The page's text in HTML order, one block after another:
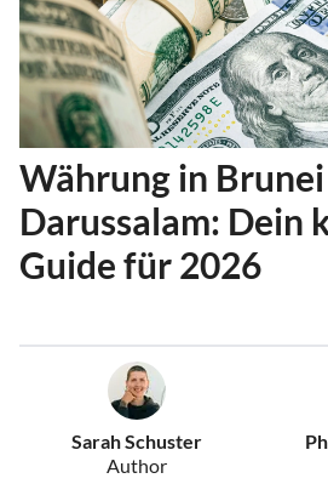
Währung in Brunei
Darussalam: Dein
Guide für 2026
Sarah Schuster
Author